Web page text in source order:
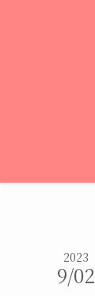
2023
9/02